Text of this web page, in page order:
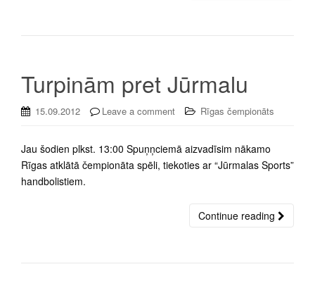
Turpinām pret Jūrmalu
15.09.2012 Leave a comment Rīgas čempionāts
Jau šodien plkst. 13:00 Spuņņciemā aizvadīsim nākamo
Rīgas atklātā čempionāta spēli, tiekoties ar “Jūrmalas Sports”
handbolistiem.
Continue reading